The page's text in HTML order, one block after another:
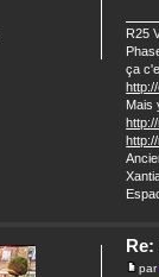
R25
ça
Mais